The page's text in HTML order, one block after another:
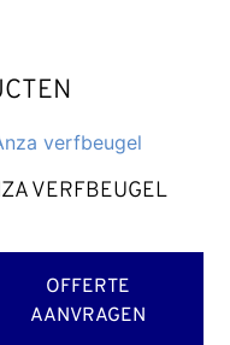
VERFBEUGEL
OFFERTE
AANVRAGEN